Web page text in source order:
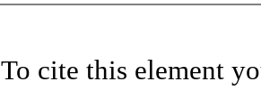
To cite this element